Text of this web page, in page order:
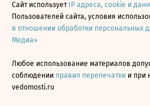
Сайт использует IP адреса, cookie и
Пользователей сайта, условия
в отношении обработки персональных
Медиа»
Любое использование материалов
соблюдении правил перепечатки и при
vedomosti.ru